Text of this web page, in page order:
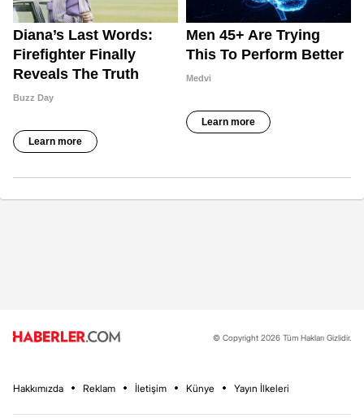
© Copyright 2026 Tüm Hakları Gizlidir.
Hakkımızda Reklam İletişim Künye Yayın İlkeleri